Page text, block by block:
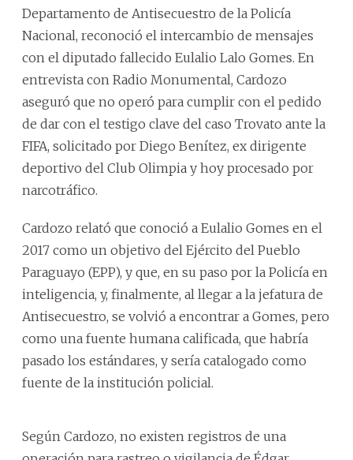
Departamento de Antisecuestro de la Policía
Nacional, reconoció el intercambio de mensajes
con el diputado fallecido Eulalio Lalo Gomes. En
entrevista con Radio Monumental, Cardozo
aseguró que no operó para cumplir con el pedido
de dar con el testigo clave del caso Trovato ante la
FIFA, solicitado por Diego Benítez, ex dirigente
deportivo del Club Olimpia y hoy procesado por
narcotráfico.
Cardozo relató que conoció a Eulalio Gomes en el
2017 como un objetivo del Ejército del Pueblo
Paraguayo (EPP), y que, en su paso por la Policía en
inteligencia, y, finalmente, al llegar a la jefatura de
Antisecuestro, se volvió a encontrar a Gomes, pero
como una fuente humana calificada, que habría
pasado los estándares, y sería catalogado como
fuente de la institución policial.
Según Cardozo, no existen registros de una